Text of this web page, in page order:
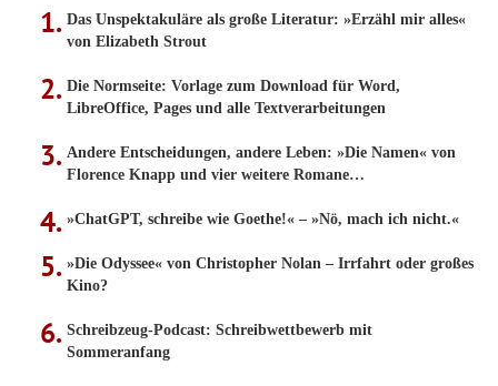
Das Unspektakuläre als große Literatur: »Erzähl mir alles«
von Elizabeth Strout
Die Normseite: Vorlage zum Download für Word,
LibreOffice, Pages und alle Textverarbeitungen
Andere Entscheidungen, andere Leben: »Die Namen« von
Florence Knapp und vier weitere Romane…
»ChatGPT, schreibe wie Goethe!« – »Nö, mach ich nicht.«
»Die Odyssee« von Christopher Nolan – Irrfahrt oder großes
Kino?
Schreibzeug-Podcast: Schreibwettbewerb mit
Sommeranfang